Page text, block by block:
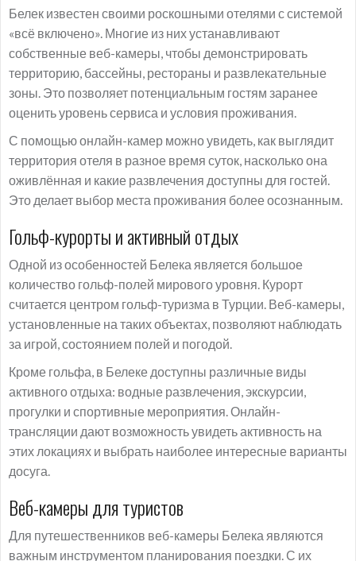
Белек известен своими роскошными отелями с системой
«всё включено». Многие из них устанавливают
собственные веб-камеры, чтобы демонстрировать
территорию, бассейны, рестораны и развлекательные
зоны. Это позволяет потенциальным гостям заранее
оценить уровень сервиса и условия проживания.
С помощью онлайн-камер можно увидеть, как выглядит
территория отеля в разное время суток, насколько она
оживлённая и какие развлечения доступны для гостей.
Это делает выбор места проживания более осознанным.
Гольф-курорты и активный отдых
Одной из особенностей Белека является большое
количество гольф-полей мирового уровня. Курорт
считается центром гольф-туризма в Турции. Веб-камеры,
установленные на таких объектах, позволяют наблюдать
за игрой, состоянием полей и погодой.
Кроме гольфа, в Белеке доступны различные виды
активного отдыха: водные развлечения, экскурсии,
прогулки и спортивные мероприятия. Онлайн-
трансляции дают возможность увидеть активность на
этих локациях и выбрать наиболее интересные варианты
досуга.
Веб-камеры для туристов
Для путешественников веб-камеры Белека являются
важным инструментом планирования поездки. С их